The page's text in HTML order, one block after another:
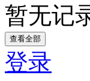
暂无记
查看全部
登录